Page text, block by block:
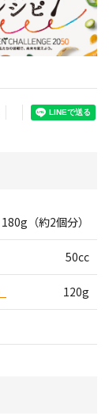
180g（約2個分）
50cc
120g